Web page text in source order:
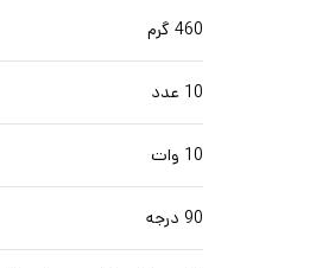
460 گرم
10 عدد
10 وات
90 درجه